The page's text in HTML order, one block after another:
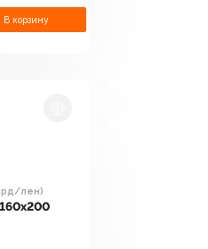
В корзину
лен)